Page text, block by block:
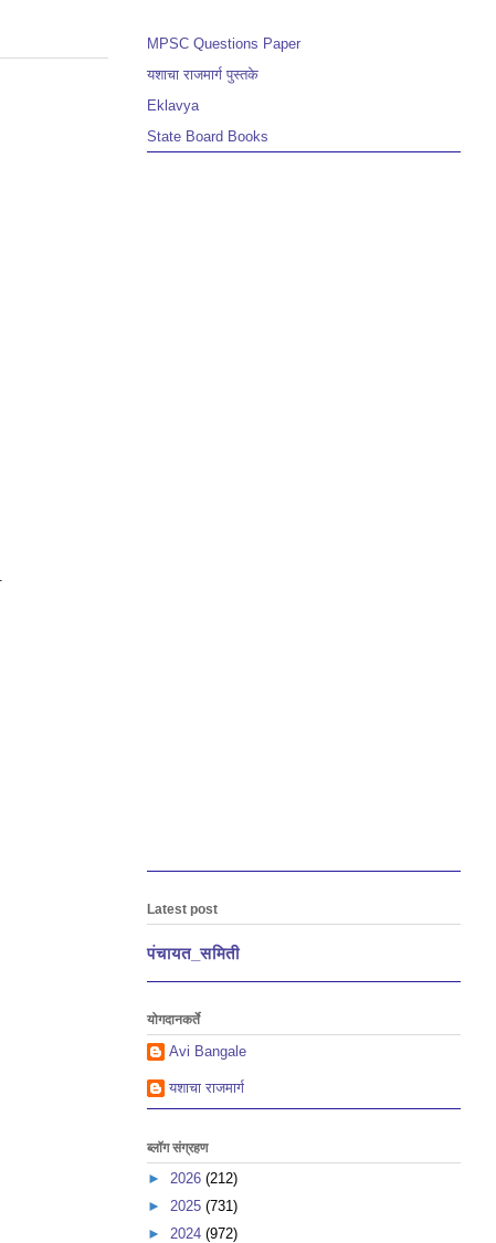
MPSC Questions Paper
यशाचा राजमार्ग पुस्तके
Eklavya
State Board Books
Latest post
पंचायत_समिती
योगदानकर्ते
Avi Bangale
यशाचा राजमार्ग
ब्लॉग संग्रहण
► 2026 (212)
► 2025 (731)
► 2024 (972)